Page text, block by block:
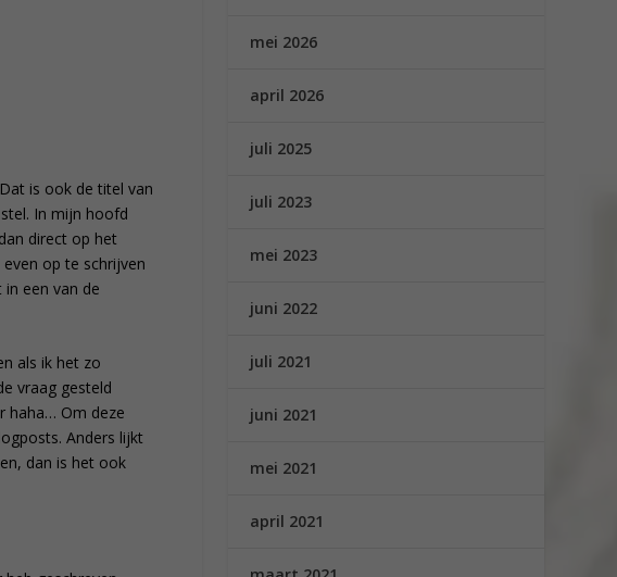
is ook de titel van
In mijn hoofd
direct op het
op te schrijven
een van de
als ik het zo
vraag gesteld
haha… Om deze
Anders lijkt
dan is het ook
mei 2026
april 2026
juli 2025
juli 2023
mei 2023
juni 2022
juli 2021
juni 2021
mei 2021
april 2021